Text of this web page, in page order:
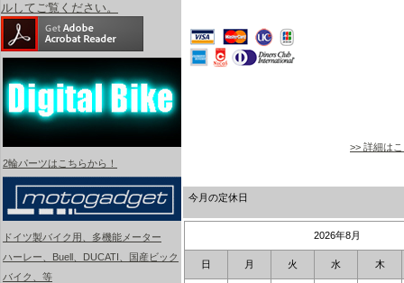
ルしてご覧ください。
2輪パーツはこちらから！
ドイツ製バイク用、多機能メーター
ハーレー、Buell、DUCATI、国産ビック
バイク、等
>> 詳細は
今月の定休日
2026年8月
日 月 火 水 木